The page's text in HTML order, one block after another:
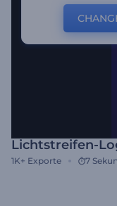
Lichtstreifen-
1K+ Exporte 7